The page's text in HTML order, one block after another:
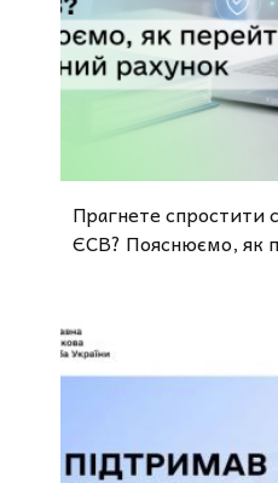
Прагнете спростити
ЄСВ? Пояснюємо, як